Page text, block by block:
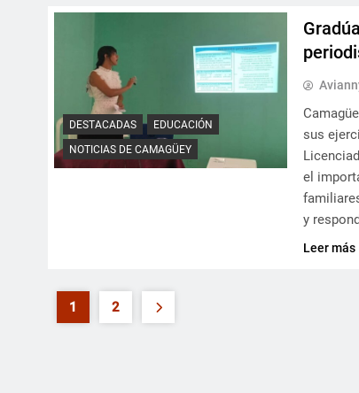
DESTACADAS
EDUCACIÓN
NOTICIAS DE CAMAGÜEY
sus
el
y
Leer más
1 2